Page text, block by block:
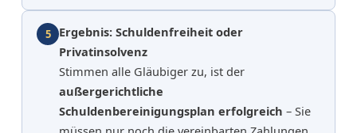
5
Ergebnis: Schuldenfreiheit oder
Privatinsolvenz
Stimmen alle Gläubiger zu, ist der
außergerichtliche
Schuldenbereinigungsplan erfolgreich – Sie